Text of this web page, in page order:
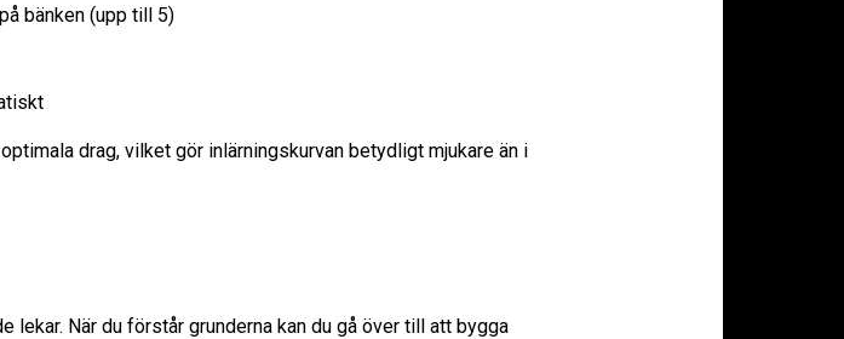
bänken (upp till 5)
drag, vilket gör inlärningskurvan betydligt mjukare än i
lekar. När du förstår grunderna kan du gå över till att bygga